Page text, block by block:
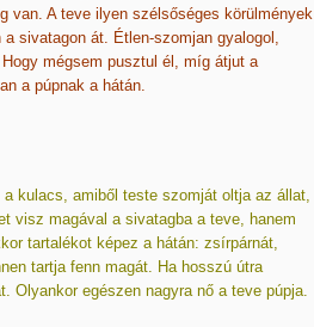
van. A teve ilyen szélsőséges körülmények
sivatagon át. Étlen-szomjan gyalogol,
mégsem pusztul él, míg átjut a
a púpnak a hátán.
kulacs, amiből teste szomját oltja az állat,
visz magával a sivatagba a teve, hanem
tartalékot képez a hátán: zsírpárnát,
tartja fenn magát. Ha hosszú útra
Olyankor egészen nagyra nő a teve púpja.